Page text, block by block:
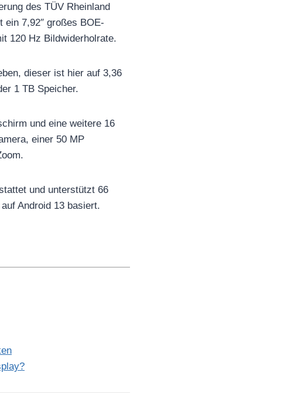
des TÜV Rheinland
7,92″ großes BOE-
120 Hz Bildwiderholrate.
dieser ist hier auf 3,36
1 TB Speicher.
und eine weitere 16
einer 50 MP
und unterstützt 66
Android 13 basiert.